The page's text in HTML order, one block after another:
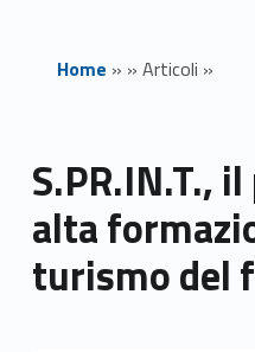
Home » » Articoli »
S.PR.IN.T.,
alta
turismo del